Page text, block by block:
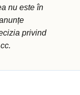
nu este în
privind